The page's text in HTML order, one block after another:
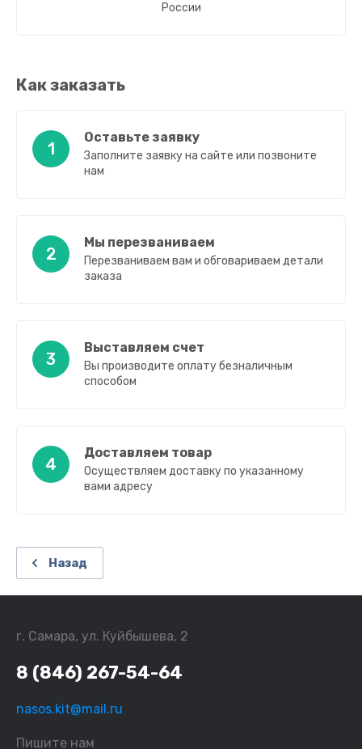
России
Как заказать
1
Оставьте заявку
Заполните заявку на сайте или позвоните
нам
2
Мы перезваниваем
Перезваниваем вам и обговариваем детали
заказа
3
Выставляем счет
Вы производите оплату безналичным
способом
4
Доставляем товар
Осуществляем доставку по указанному
вами адресу
Назад
г. Самара, ул. Куйбышева, 2
8 (846) 267-54-64
nasos.kit@mail.ru
Пишите нам